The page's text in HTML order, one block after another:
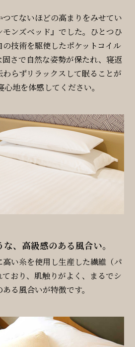
てないほどの高まりをみせてい
ンズベッド』でした。ひとつひ
技術を駆使したポケットコイル
さで自然な姿勢が保たれ、寝返
わらずリラックスして眠ることが
地を体感してください。
、高級感のある風合い。
い糸を使用し生産した繊維（パ
おり、肌触りがよく、まるでシ
る風合いが特徴です。